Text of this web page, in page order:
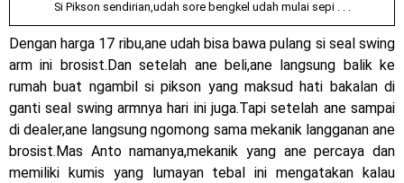
Si Pikson sendirian,udah sore bengkel udah mulai sepi . . .
Dengan harga 17 ribu,ane udah bisa bawa pulang si seal swing
arm ini brosist.Dan setelah ane beli,ane langsung balik ke
rumah buat ngambil si pikson yang maksud hati bakalan di
ganti seal swing armnya hari ini juga.Tapi setelah ane sampai
di dealer,ane langsung ngomong sama mekanik langganan ane
brosist.Mas Anto namanya,mekanik yang ane percaya dan
memiliki kumis yang lumayan tebal ini mengatakan kalau